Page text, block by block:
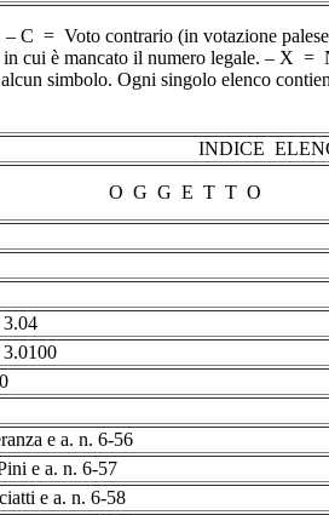
C = Voto contrario (in votazione
cui è mancato il numero legale. – X =
simbolo. Ogni singolo elenco
INDICE
O G G E T T O
e a. n. 6-56
e a. n. 6-57
e a. n. 6-58